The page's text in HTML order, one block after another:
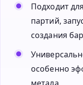
Подходит
партий,
создания
особенно
метала